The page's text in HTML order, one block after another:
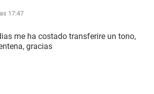
17:47
me ha costado transferire un tono,
gracias